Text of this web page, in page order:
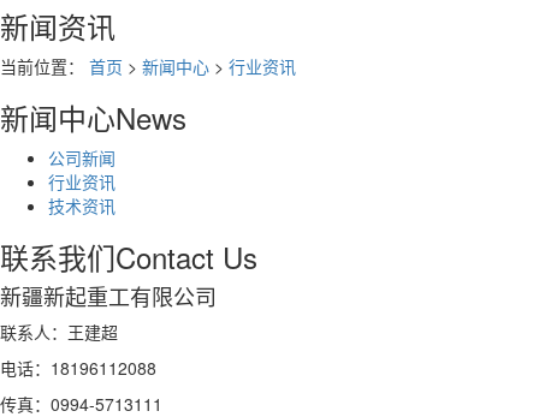
新闻资讯
当前位置： 首页 > 新闻中心 > 行业资讯
新闻中心News
公司新闻
行业资讯
技术资讯
联系我们Contact Us
新疆新起重工有限公司
联系人：王建超
电话：18196112088
传真：0994-5713111